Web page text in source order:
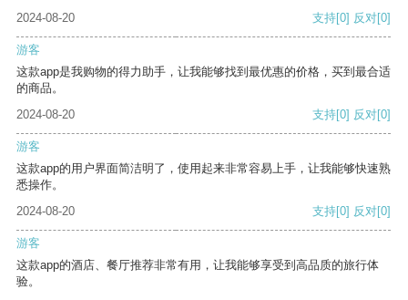
2024-08-20 支持[0] 反对[0]
游客
这款app是我购物的得力助手，让我能够找到最优惠的价格，买到最合适
的商品。
2024-08-20
支持[0] 反对[0]
游客
这款app的用户界面简洁明了，使用起来非常容易上手，让我能够快速熟
悉操作。
2024-08-20
支持[0] 反对[0]
游客
这款app的酒店、餐厅推荐非常有用，让我能够享受到高品质的旅行体
验。